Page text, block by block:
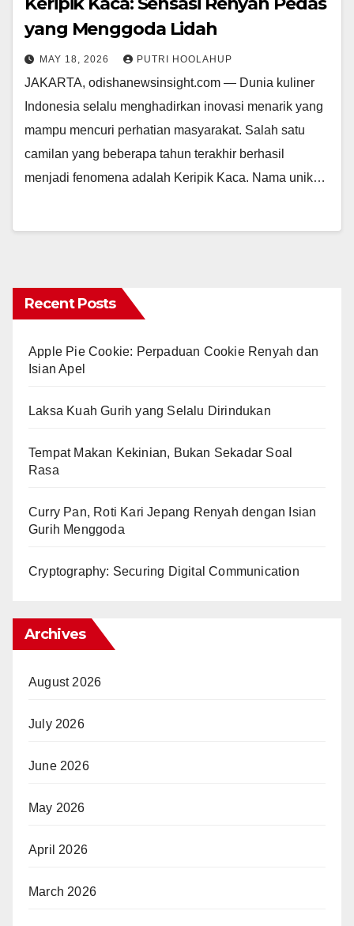
yang Menggoda Lidah
MAY 18, 2026 PUTRI HOOLAHUP
JAKARTA, odishanewsinsight.com — Dunia kuliner
Indonesia selalu menghadirkan inovasi menarik yang
mampu mencuri perhatian masyarakat. Salah satu
camilan yang beberapa tahun terakhir berhasil
menjadi fenomena adalah Keripik Kaca. Nama unik…
Recent Posts
Apple Pie Cookie: Perpaduan Cookie Renyah dan
Isian Apel
Laksa Kuah Gurih yang Selalu Dirindukan
Tempat Makan Kekinian, Bukan Sekadar Soal
Rasa
Curry Pan, Roti Kari Jepang Renyah dengan Isian
Gurih Menggoda
Cryptography: Securing Digital Communication
Archives
August 2026
July 2026
June 2026
May 2026
April 2026
March 2026